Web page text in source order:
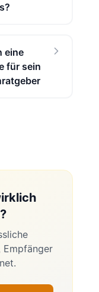
eine
für sein
Empfänger